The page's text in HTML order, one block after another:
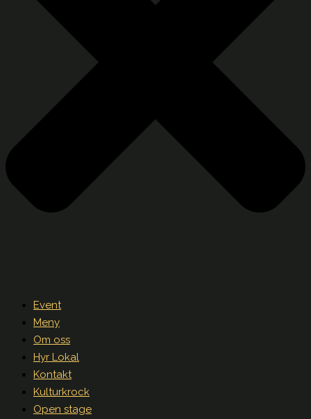
Event
Meny
Om oss
Hyr Lokal
Kontakt
Kulturkrock
Open stage